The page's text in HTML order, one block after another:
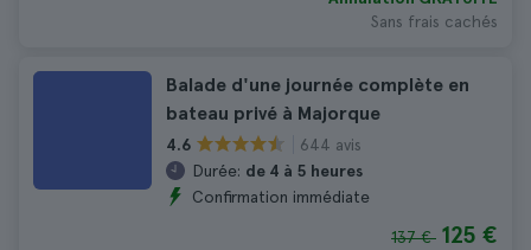
Sans frais cachés
Balade d'une journée complète en
bateau privé à Majorque
4.6
644 avis
Durée: de 4 à 5 heures
Confirmation immédiate
137 € 125 €